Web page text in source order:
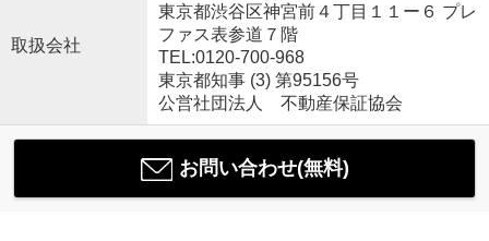
取扱会社
東京都渋谷区神宮前４丁目１１ー６ プレ
ファス表参道７階
TEL:0120-700-968
東京都知事 (3) 第95156号
公営社団法人 不動産保証協会
お問い合わせ(無料)